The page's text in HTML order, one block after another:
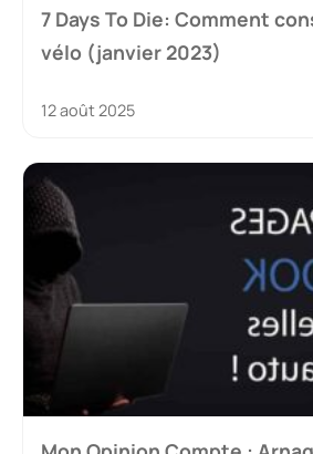
7 Days To Die: Comment
vélo (janvier 2023)
12 août 2025